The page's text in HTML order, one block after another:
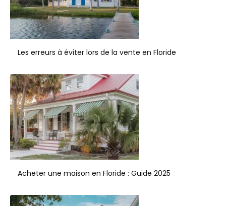
Les erreurs à éviter lors de la vente en Floride
Acheter une maison en Floride : Guide 2025